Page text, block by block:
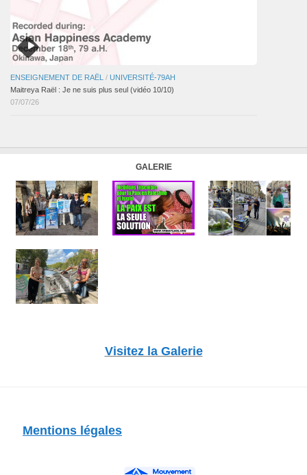
ENSEIGNEMENT DE RAËL / UNIVERSITÉ-79AH
Maitreya Raël : Je ne suis plus seul (vidéo 10/10)
07/07/26
GALERIE
Visitez la Galerie
Mentions légales